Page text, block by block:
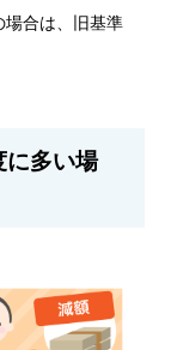
合は、旧基準
に多い場